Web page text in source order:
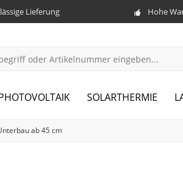
Lieferung Hohe
SOLARTHERMIE
ab 45 cm